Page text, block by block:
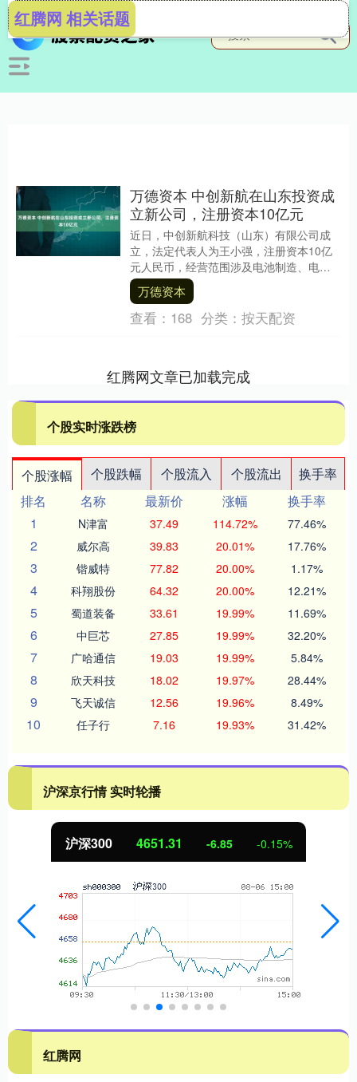
红腾网 相关话题
万德资本 中创新航在山东投资成
立新公司，注册资本10亿元
近日，中创新航科技（山东）有限公司成
立，法定代表人为王小强，注册资本10亿
元人民币，经营范围涉及电池制造、电池
销售、新能源汽车废旧动力蓄电池回收及
梯次利用、新能....
万德资本
查看： 168 分类： 按天配资
红腾网文章已加载完成
个股实时涨跌榜
个股涨幅 个股跌幅 个股流入 个股流出
换手率
排名
名称 最新价 涨幅
换手率
1
N津富 37.49 114.72% 77.46%
2 威尔高 39.83 20.01% 17.76%
3 锴威特 77.82 20.00% 1.17%
4 科翔股份 64.32 20.00% 12.21%
5 蜀道装备 33.61 19.99% 11.69%
6 中巨芯 27.85 19.99% 32.20%
7 广哈通信 19.03 19.99% 5.84%
8 欣天科技 18.02 19.97% 28.44%
9 飞天诚信 12.56 19.96% 8.49%
10 任子行 7.16 19.93% 31.42%
沪深京行情 实时轮播
沪深300 4651.31 -6.85 -0.15%
红腾网